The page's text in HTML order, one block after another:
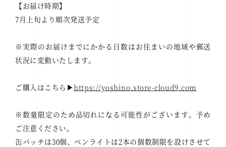
【お届け時期】
7月上旬より順次発送予定
※実際のお届けまでにかかる日数はお住まいの地域や郵送
状況に変動いたします。
ご購入はこちら▶https://yoshino.store-cloud9.com
※数量限定のため品切れになる可能性がございます。予め
ご注意ください。
缶バッチは30個、ペンライトは2本の個数制限を設けさせて